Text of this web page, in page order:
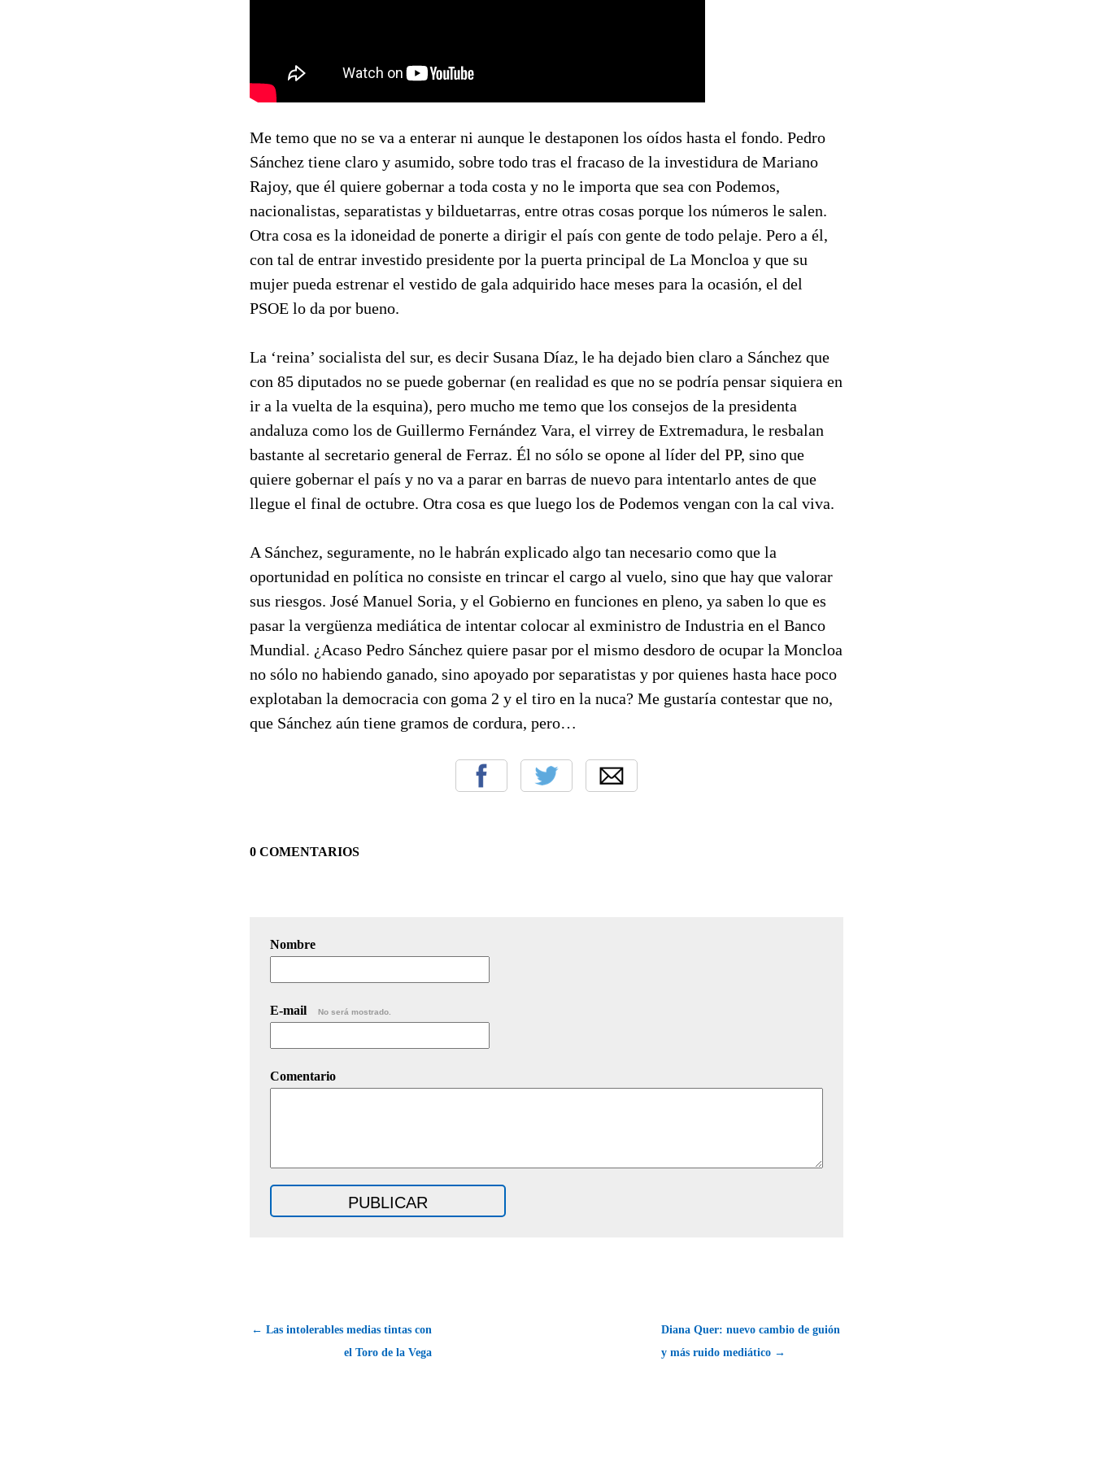
Me temo que no se va a enterar ni aunque le destaponen los oídos hasta el fondo. Pedro
Sánchez tiene claro y asumido, sobre todo tras el fracaso de la investidura de Mariano
Rajoy, que él quiere gobernar a toda costa y no le importa que sea con Podemos,
nacionalistas, separatistas y bilduetarras, entre otras cosas porque los números le salen.
Otra cosa es la idoneidad de ponerte a dirigir el país con gente de todo pelaje. Pero a él,
con tal de entrar investido presidente por la puerta principal de La Moncloa y que su
mujer pueda estrenar el vestido de gala adquirido hace meses para la ocasión, el del
PSOE lo da por bueno.
La ‘reina’ socialista del sur, es decir Susana Díaz, le ha dejado bien claro a Sánchez que
con 85 diputados no se puede gobernar (en realidad es que no se podría pensar siquiera en
ir a la vuelta de la esquina), pero mucho me temo que los consejos de la presidenta
andaluza como los de Guillermo Fernández Vara, el virrey de Extremadura, le resbalan
bastante al secretario general de Ferraz. Él no sólo se opone al líder del PP, sino que
quiere gobernar el país y no va a parar en barras de nuevo para intentarlo antes de que
llegue el final de octubre. Otra cosa es que luego los de Podemos vengan con la cal viva.
A Sánchez, seguramente, no le habrán explicado algo tan necesario como que la
oportunidad en política no consiste en trincar el cargo al vuelo, sino que hay que valorar
sus riesgos. José Manuel Soria, y el Gobierno en funciones en pleno, ya saben lo que es
pasar la vergüenza mediática de intentar colocar al exministro de Industria en el Banco
Mundial. ¿Acaso Pedro Sánchez quiere pasar por el mismo desdoro de ocupar la Moncloa
no sólo no habiendo ganado, sino apoyado por separatistas y por quienes hasta hace poco
explotaban la democracia con goma 2 y el tiro en la nuca? Me gustaría contestar que no,
que Sánchez aún tiene gramos de cordura, pero…
0 COMENTARIOS
Nombre
E-mail No será mostrado.
Comentario
← Las intolerables medias tintas con
el Toro de la Vega
Diana Quer: nuevo cambio de guión
y más ruido mediático →